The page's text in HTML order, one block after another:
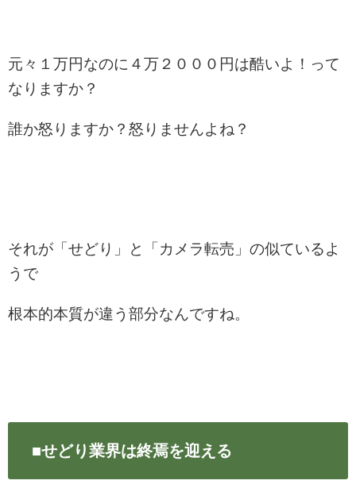
元々１万円なのに４万２０００円は酷いよ！って
なりますか？
誰か怒りますか？怒りませんよね？
それが「せどり」と「カメラ転売」の似ているよ
うで
根本的本質が違う部分なんですね。
■せどり業界は終焉を迎える